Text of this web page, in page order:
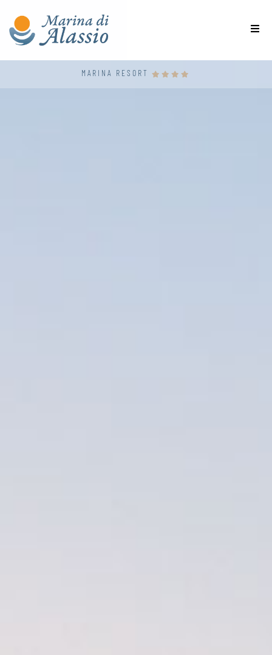
MARINA RESORT